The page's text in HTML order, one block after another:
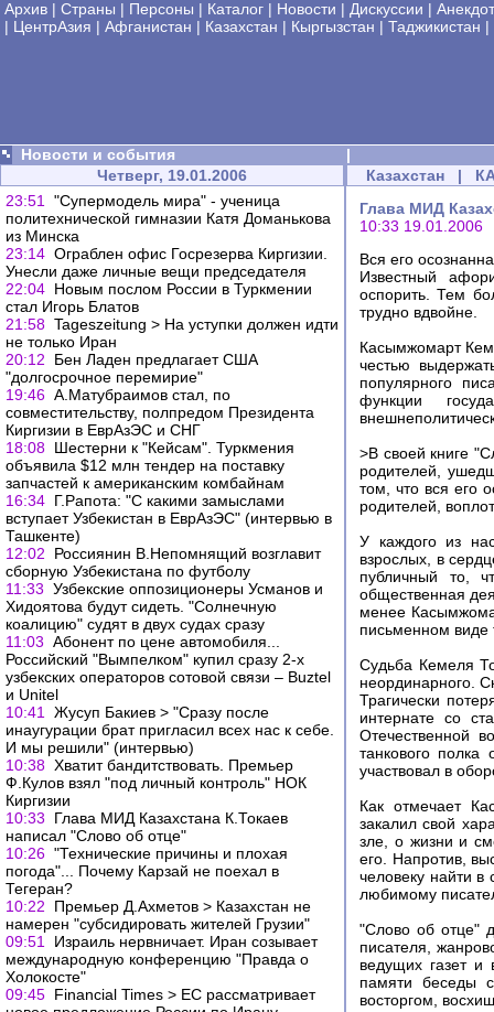
Архив | Страны | Персоны | Каталог | Новости | Дискуссии |
| ЦентрАзия | Афганистан | Казахстан | Кыргызстан | Таджикистан |
Новости и события
|
Четверг, 19.01.2006
23:51
"Супермодель мира" - ученица
политехнической гимназии Катя Доманькова
из Минска
23:14 Ограблен офис Госрезерва Киргизии.
Унесли даже личные вещи председателя
22:04 Новым послом России в Туркмении
стал Игорь Блатов
21:58 Tageszeitung > На уступки должен идти
не только Иран
20:12
Бен Ладен предлагает США
"долгосрочное перемирие"
19:46 А.Матубраимов стал, по
совместительству, полпредом Президента
Киргизии в ЕврАзЭС и СНГ
18:08 Шестерни к "Кейсам". Туркмения
объявила $12 млн тендер на поставку
запчастей к американским комбайнам
16:34 Г.Рапота: "С какими замыслами
вступает Узбекистан в ЕврАзЭС" (интервью в
Ташкенте)
12:02
Россиянин В.Непомнящий возглавит
сборную Узбекистана по футболу
11:33 Узбекские оппозиционеры Усманов и
Хидоятова будут сидеть. "Солнечную
коалицию" судят в двух судах сразу
11:03 Абонент по цене автомобиля...
Российский "Вымпелком" купил сразу 2-х
узбекских операторов сотовой связи – Buztel
и Unitel
10:41
Жусуп Бакиев > "Сразу после
инаугурации брат пригласил всех нас к себе.
И мы решили" (интервью)
10:38 Хватит бандитствовать. Премьер
Ф.Кулов взял "под личный контроль" НОК
Киргизии
10:33
Глава МИД Казахстана К.Токаев
написал "Слово об отце"
10:26 "Технические причины и плохая
погода"... Почему Карзай не поехал в
Тегеран?
10:22
Премьер Д.Ахметов > Казахстан не
намерен "субсидировать жителей Грузии"
09:51
Израиль нервничает. Иран созывает
международную конференцию "Правда о
Холокосте"
09:45 Financial Times > ЕС рассматривает
Казахстан |
Глава МИД
10:33 19.01.2006
Вся его
Известный
оспорить. Тем
трудно вдвойне.
Касымжомарт
честью
популярного
функции
>В своей книге
родителей,
том, что вся его
родителей,
У каждого из
взрослых, в
публичный то,
общественная
менее
письменном виде
Судьба Кемеля
неординарного.
Трагически
интернате со
Отечественной
танкового
участвовал в
Как отмечает
закалил свой
зле, о жизни и
его. Напротив,
человеку найти в
любимому
"Слово об отце"
писателя,
ведущих газет и
памяти беседы
восторгом,